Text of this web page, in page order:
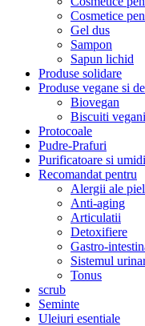
Cosmetice
Gel dus
Sampon
Sapun lichid
Produse solidare
Produse vegane si
Biovegan
Biscuiti vegani
Protocoale
Pudre-Prafuri
Purificatoare si
Recomandat pentru
Alergii ale
Anti-aging
Articulatii
Detoxifiere
Gastro-
Sistemul
Tonus
scrub
Seminte
Uleiuri esentiale